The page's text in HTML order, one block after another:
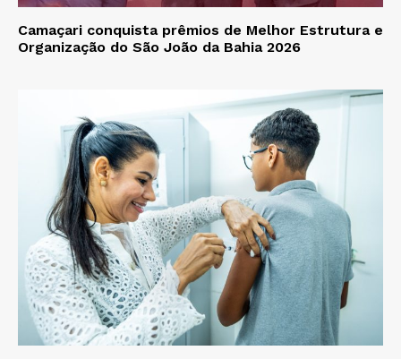
Camaçari conquista prêmios de Melhor Estrutura e
Organização do São João da Bahia 2026